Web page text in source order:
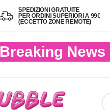
SPEDIZIONI GRATUITE
PER ORDINI SUPERIORI A 99€
(ECCETTO ZONE REMOTE)
Breaking News